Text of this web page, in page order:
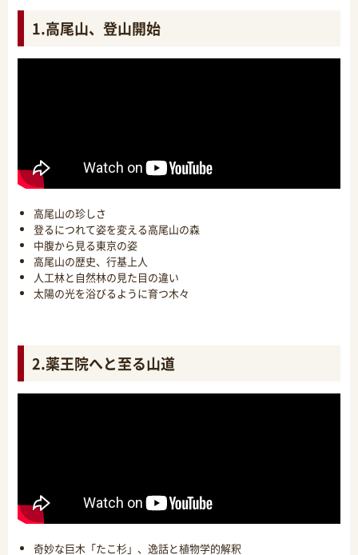
1.高尾山、登山開始
高尾山の珍しさ
登るにつれて姿を変える高尾山の森
中腹から見る東京の姿
高尾山の歴史、行基上人
人工林と自然林の見た目の違い
太陽の光を浴びるように育つ木々
2.薬王院へと至る山道
奇妙な巨木「たこ杉」、逸話と植物学的解釈